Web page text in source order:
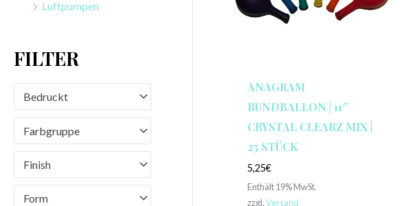
Luftpumpen
FILTER
Bedruckt
Farbgruppe
Finish
Form
ANAGRAM
RUNDBALLON | 11″
CRYSTAL CLEARZ MIX |
25 STÜCK
5,25€
Enthält 19% MwSt.
zzgl.Versand